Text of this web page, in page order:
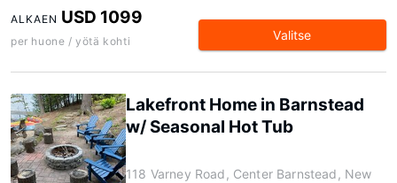
ALKAEN USD 1099
per huone / yötä kohti Valitse
Lakefront Home in Barnstead
w/ Seasonal Hot Tub
118 Varney Road, Center Barnstead, New